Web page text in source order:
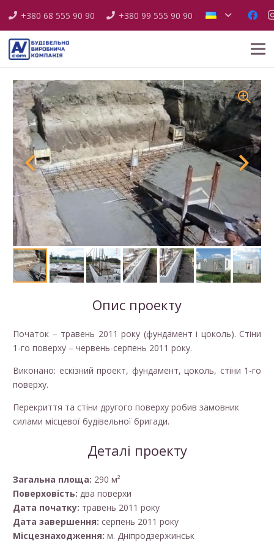
+380 68 555 90 90 +380 99 555 90 90
Опис проекту
Початок – травень 2011 року (фундамент і цоколь). Стіни
1-го поверху – червень-серпень 2011 року.
Виконано: ескізний проект, фундамент, цоколь, стіни 1-го
поверху.
Перекриття та стіни другого поверху робив замовник
силами місцевої будівельної бригади.
Деталі проекту
Загальна площа: 290 м²
Поверховість: два поверхи
Дата початку: травень 2011 року
Дата завершення: серпень 2011 року
Місцезнаходження: м. Дніпродзержинськ